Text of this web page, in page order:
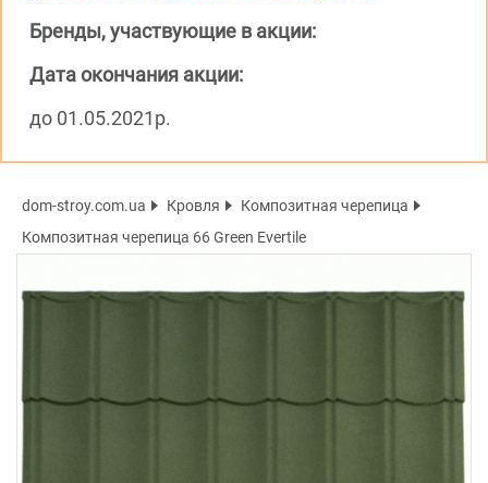
Бренды, участвующие в акции:
Дата окончания акции:
до 01.05.2021р.
dom-stroy.com.ua Кровля
Композитная черепица
Композитная черепица 66 Green Evertile